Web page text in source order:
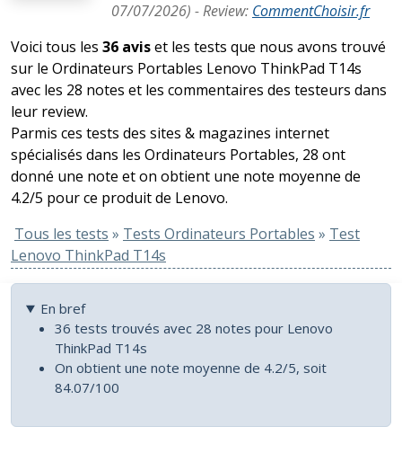
07/07/2026) -Review: CommentChoisir.fr
Voici tous les 36 aviset les tests que nous avons trouvé
sur le Ordinateurs Portables Lenovo ThinkPad T14s
avec les 28 notes et les commentaires des testeurs dans
leur review.
Parmis ces tests des sites & magazines internet
spécialisés dans les Ordinateurs Portables, 28 ont
donné une note et on obtient une note moyenne de
4.2/5 pour ce produit de Lenovo.
Tous les tests » Tests Ordinateurs Portables » Test
Lenovo ThinkPad T14s
En bref
36 tests trouvés avec 28 notes pour Lenovo
ThinkPad T14s
On obtient une note moyenne de 4.2/5, soit
84.07/100